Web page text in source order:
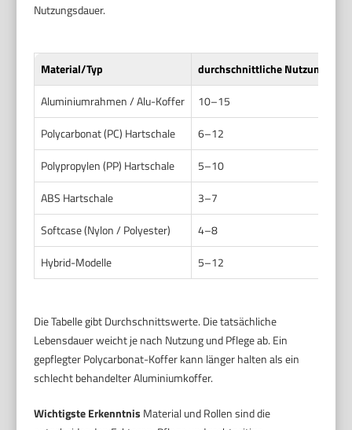
Nutzungsdauer.
Material/Typ
durchschnittliche
Aluminiumrahmen / Alu-Koffer
10–15
Polycarbonat (PC) Hartschale
6–12
Polypropylen (PP) Hartschale
5–10
ABS Hartschale
3–7
Softcase (Nylon / Polyester)
4–8
Hybrid-Modelle
5–12
Die Tabelle gibt Durchschnittswerte. Die tatsächliche
Lebensdauer weicht je nach Nutzung und Pflege ab. Ein
gepflegter Polycarbonat-Koffer kann länger halten als ein
schlecht behandelter Aluminiumkoffer.
Wichtigste Erkenntnis Material und Rollen sind die